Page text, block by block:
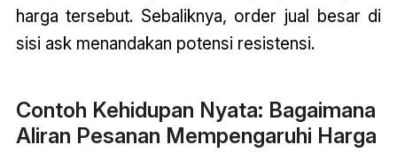
harga tersebut. Sebaliknya, order jual besar di
sisi ask menandakan potensi resistensi.
Contoh Kehidupan Nyata: Bagaimana
Aliran Pesanan Mempengaruhi Harga